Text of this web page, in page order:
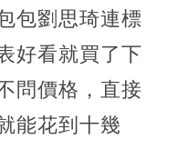
包劉思琦連標
好看就買了下
問價格，直接
能花到十幾